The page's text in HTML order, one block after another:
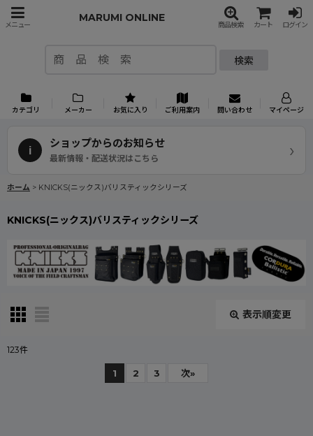
メニュー
MARUMI ONLINE
商品検索 カート ログイン
検索
カテゴリ メーカー お気に入り ご利用案内 問い合わせ マイページ
i
ショップからのお知らせ
最新情報・配送状況はこちら ›
ホーム > KNICKS(ニックス)バリスティックシリーズ
KNICKS(ニックス)バリスティックシリーズ
表示順変更
123件
1 2 3 次»